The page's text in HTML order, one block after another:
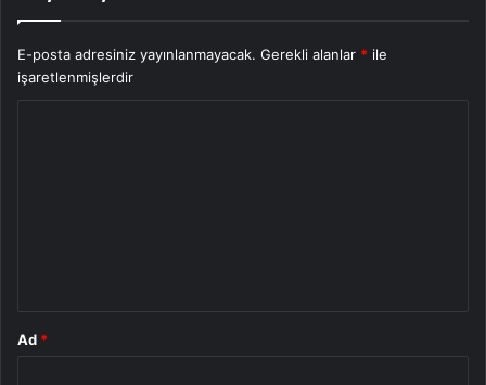
E-posta adresiniz yayınlanmayacak. Gerekli alanlar * ile
işaretlenmişlerdir
Ad *